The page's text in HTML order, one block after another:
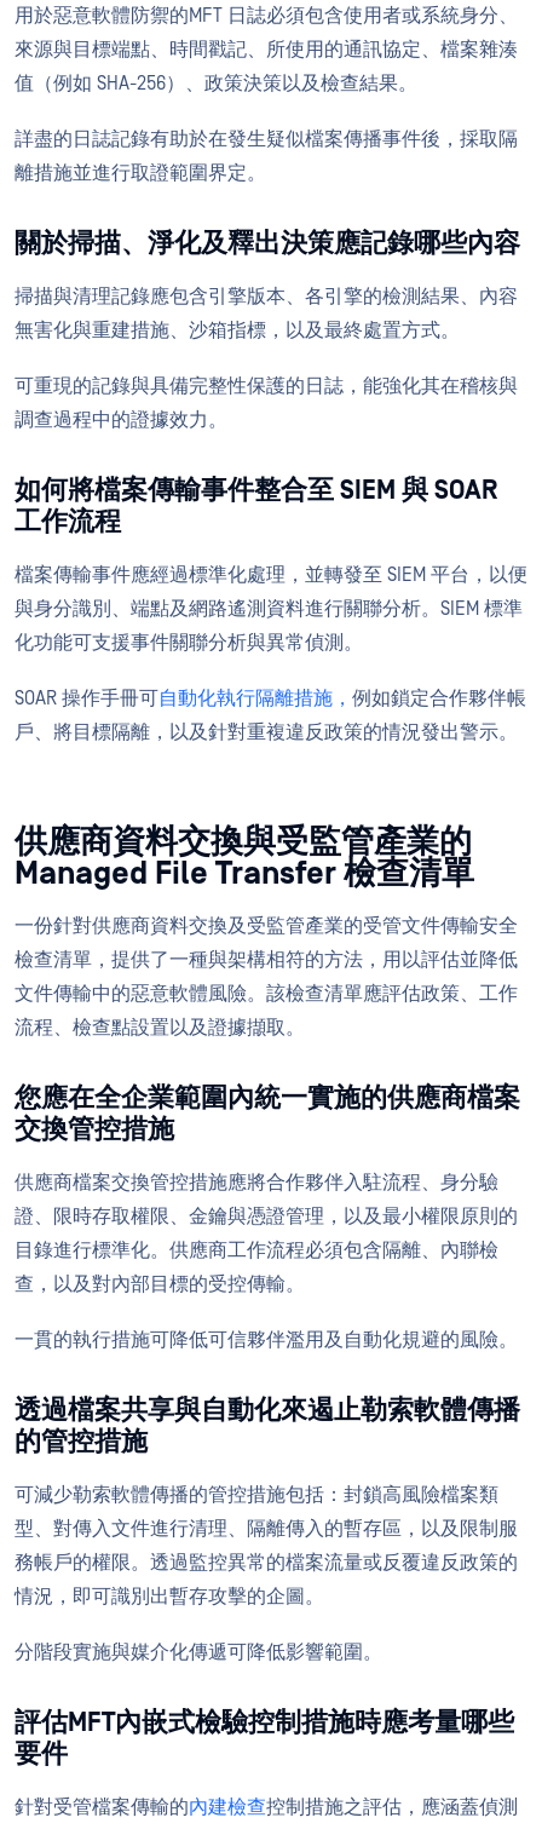
用於惡意軟體防禦的MFT 日誌必須包含使用者或系統身分、
來源與目標端點、時間戳記、所使用的通訊協定、檔案雜湊
值（例如 SHA-256）、政策決策以及檢查結果。
詳盡的日誌記錄有助於在發生疑似檔案傳播事件後，採取隔
離措施並進行取證範圍界定。
關於掃描、淨化及釋出決策應記錄哪些內容
掃描與清理記錄應包含引擎版本、各引擎的檢測結果、內容
無害化與重建措施、沙箱指標，以及最終處置方式。
可重現的記錄與具備完整性保護的日誌，能強化其在稽核與
調查過程中的證據效力。
如何將檔案傳輸事件整合至 SIEM 與 SOAR
工作流程
檔案傳輸事件應經過標準化處理，並轉發至 SIEM 平台，以便
與身分識別、端點及網路遙測資料進行關聯分析。SIEM 標準
化功能可支援事件關聯分析與異常偵測。
SOAR 操作手冊可自動化執行隔離措施， 例如鎖定合作夥伴帳
戶、將目標隔離，以及針對重複違反政策的情況發出警示。
供應商資料交換與受監管產業的
Managed File Transfer 檢查清單
一份針對供應商資料交換及受監管產業的受管文件傳輸安全
檢查清單，提供了一種與架構相符的方法，用以評估並降低
文件傳輸中的惡意軟體風險。該檢查清單應評估政策、工作
流程、檢查點設置以及證據擷取。
您應在全企業範圍內統一實施的供應商檔案
交換管控措施
供應商檔案交換管控措施應將合作夥伴入駐流程、身分驗
證、限時存取權限、金鑰與憑證管理，以及最小權限原則的
目錄進行標準化。供應商工作流程必須包含隔離、內聯檢
查，以及對內部目標的受控傳輸。
一貫的執行措施可降低可信夥伴濫用及自動化規避的風險。
透過檔案共享與自動化來遏止勒索軟體傳播
的管控措施
可減少勒索軟體傳播的管控措施包括：封鎖高風險檔案類
型、對傳入文件進行清理、隔離傳入的暫存區，以及限制服
務帳戶的權限。透過監控異常的檔案流量或反覆違反政策的
情況，即可識別出暫存攻擊的企圖。
分階段實施與媒介化傳遞可降低影響範圍。
評估MFT內嵌式檢驗控制措施時應考量哪些
要件
針對受管檔案傳輸的內建檢查控制措施之評估，應涵蓋偵測